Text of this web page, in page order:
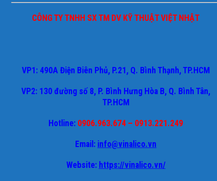
CÔNG TY TNHH SX TM DV KỸ THUẬT VIỆT NHẬT
VP1: 490A Điện Biên Phủ, P.21, Q. Bình Thạnh, TP.HCM
VP2: 130 đường số 8, P. Bình Hưng Hòa B, Q. Bình Tân,
TP.HCM
Hotline: 0906.963.674 – 0913.221.249
Email: info@vinalico.vn
Website: https://vinalico.vn/